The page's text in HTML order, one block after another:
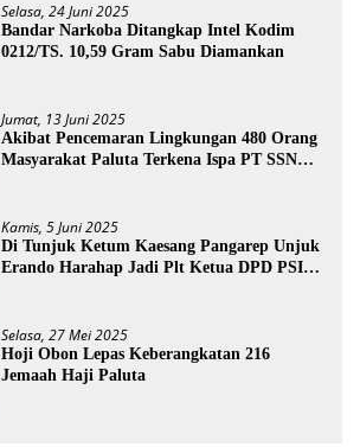
Selasa, 24 Juni 2025
Bandar Narkoba Ditangkap Intel Kodim
0212/TS. 10,59 Gram Sabu Diamankan
Jumat, 13 Juni 2025
Akibat Pencemaran Lingkungan 480 Orang
Masyarakat Paluta Terkena Ispa PT SSN
Kamis, 5 Juni 2025
Di Tunjuk Ketum Kaesang Pangarep Unjuk
Erando Harahap Jadi Plt Ketua DPD PSI
Selasa, 27 Mei 2025
Hoji Obon Lepas Keberangkatan 216
Jemaah Haji Paluta